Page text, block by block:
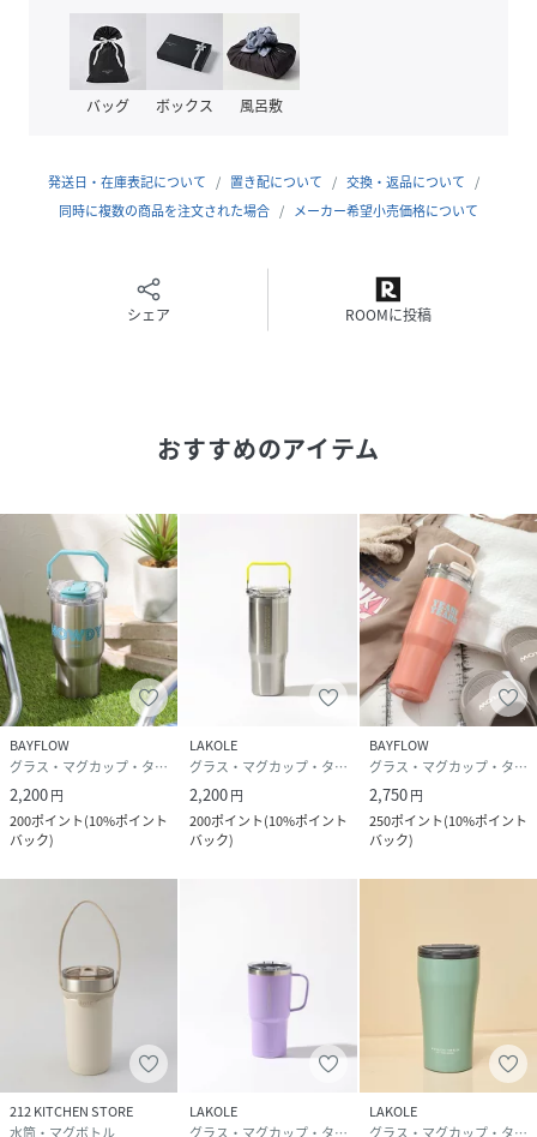
RU1719_657262
バッグ ボックス 風呂敷
発送日・在庫表記について 置き配について
交換・返品について
同時に複数の商品を注文された場合
メーカー希望小売価格について
シェア ROOMに投稿
おすすめのアイテム
BAYFLOW
グラス・マグカップ・タンブラー
2,200円
200ポイント(10%ポイント
バック)
LAKOLE
グラス・マグカップ・タンブラー
2,200円
200ポイント(10%ポイント
バック)
BAYFLOW
グラス・マグカップ・タンブラー
2,750円
250ポイント(10%ポイント
バック)
212 KITCHEN STORE
水筒・マグボトル
LAKOLE
グラス・マグカップ・タンブラー
LAKOLE
グラス・マグカップ・タンブラー